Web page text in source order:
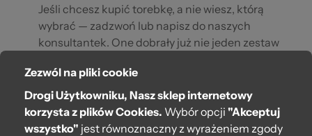
Jeśli chcesz kupić torebkę, a nie wiesz, którą
wybrać — zadzwoń lub napisz do naszych
konsultantek. One dobrały już nie jeden zestaw
strony.
O bag — wspaniały i oryginalny prezent
świąteczny
Zezwól na pliki cookie
Drogi Użytkowniku, Nasz sklep internetowy
korzysta z plików Cookies. Wybór opcji "Akceptuj
wszystko" jest równoznaczny z wyrażeniem zgody